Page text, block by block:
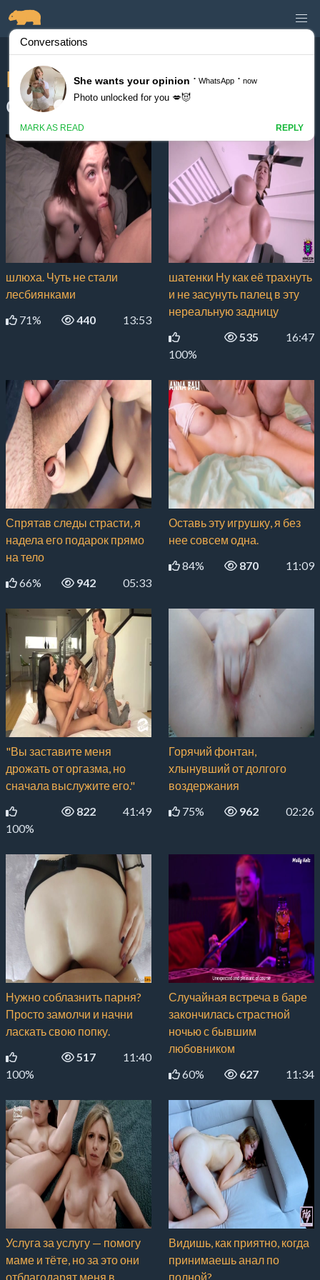
Новые порно ролики,
страница #1 из 714
шлюха. Чуть не стали
лесбиянками
71%
440 13:53
шатенки Ну как её трахнуть
и не засунуть палец в эту
нереальную задницу
100%
535 16:47
Спрятав следы страсти, я
надела его подарок прямо
на тело
66%
942 05:33
Оставь эту игрушку, я без
нее совсем одна.
84%
870 11:09
"Вы заставите меня
дрожать от оргазма, но
сначала выслужите его."
100%
822 41:49
Горячий фонтан,
хлынувший от долгого
воздержания
75%
962 02:26
Нужно соблазнить парня?
Просто замолчи и начни
ласкать свою попку.
100%
517 11:40
Случайная встреча в баре
закончилась страстной
ночью с бывшим
любовником
60%
627 11:34
Услуга за услугу — помогу
маме и тёте, но за это они
отблагодарят меня в
Видишь, как приятно, когда
принимаешь анал по
полной?